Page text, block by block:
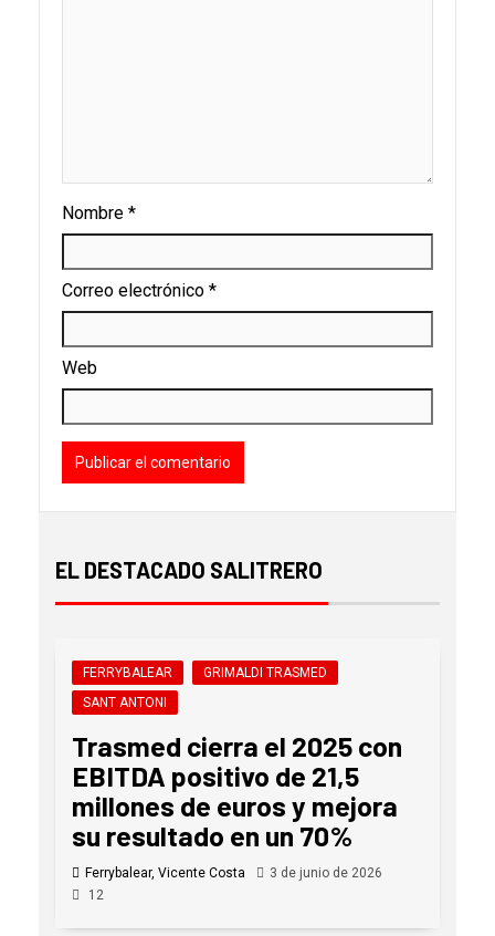
Nombre *
Correo electrónico *
Web
EL DESTACADO SALITRERO
FERRYBALEAR
GRIMALDI TRASMED
SANT ANTONI
Trasmed cierra el 2025 con
EBITDA positivo de 21,5
millones de euros y mejora
su resultado en un 70%
Ferrybalear, Vicente Costa
3 de junio de 2026
12